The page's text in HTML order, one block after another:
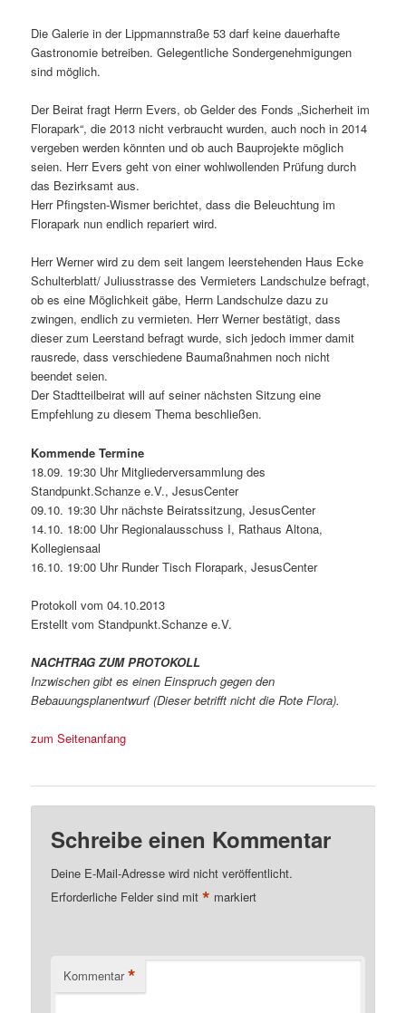
Die Galerie in der Lippmannstraße 53 darf keine dauerhafte
Gastronomie betreiben. Gelegentliche Sondergenehmigungen
sind möglich.
Der Beirat fragt Herrn Evers, ob Gelder des Fonds „Sicherheit im
Florapark“, die 2013 nicht verbraucht wurden, auch noch in 2014
vergeben werden könnten und ob auch Bauprojekte möglich
seien. Herr Evers geht von einer wohlwollenden Prüfung durch
das Bezirksamt aus.
Herr Pfingsten-Wismer berichtet, dass die Beleuchtung im
Florapark nun endlich repariert wird.
Herr Werner wird zu dem seit langem leerstehenden Haus Ecke
Schulterblatt/ Juliusstrasse des Vermieters Landschulze befragt,
ob es eine Möglichkeit gäbe, Herrn Landschulze dazu zu
zwingen, endlich zu vermieten. Herr Werner bestätigt, dass
dieser zum Leerstand befragt wurde, sich jedoch immer damit
rausrede, dass verschiedene Baumaßnahmen noch nicht
beendet seien.
Der Stadtteilbeirat will auf seiner nächsten Sitzung eine
Empfehlung zu diesem Thema beschließen.
Kommende Termine
18.09. 19:30 Uhr Mitgliederversammlung des
Standpunkt.Schanze e.V., JesusCenter
09.10. 19:30 Uhr nächste Beiratssitzung, JesusCenter
14.10. 18:00 Uhr Regionalausschuss I, Rathaus Altona,
Kollegiensaal
16.10. 19:00 Uhr Runder Tisch Florapark, JesusCenter
Protokoll vom 04.10.2013
Erstellt vom Standpunkt.Schanze e.V.
NACHTRAG ZUM PROTOKOLL
Inzwischen gibt es einen Einspruch gegen den
Bebauungsplanentwurf (Dieser betrifft nicht die Rote Flora).
zum Seitenanfang
Schreibe einen Kommentar
Deine E-Mail-Adresse wird nicht veröffentlicht.
Erforderliche Felder sind mit* markiert
Kommentar *